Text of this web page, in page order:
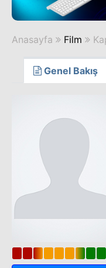
Anasayfa Film
Genel Bakış